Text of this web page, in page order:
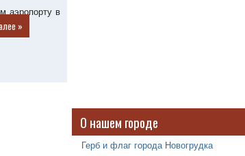
аэропорту в
»
О нашем городе
Герб и флаг города Новогрудка